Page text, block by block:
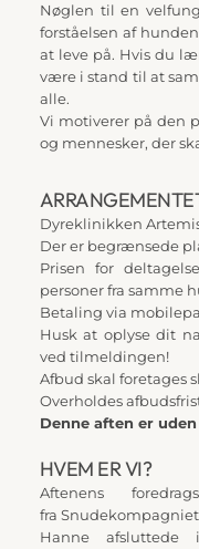
Nøglen til en
forståelsen af
at leve på. Hvis du
være i stand til at
alle.
Vi motiverer på den
og mennesker, der
Dyreklinikken
Der er begrænsede
Prisen for
personer fra samme
Betaling via
Husk at oplyse dit
ved tilmeldingen!
Afbud skal foretages
Overholdes
Denne aften er
HVEM ER VI?
Aftenens
fra
Hanne